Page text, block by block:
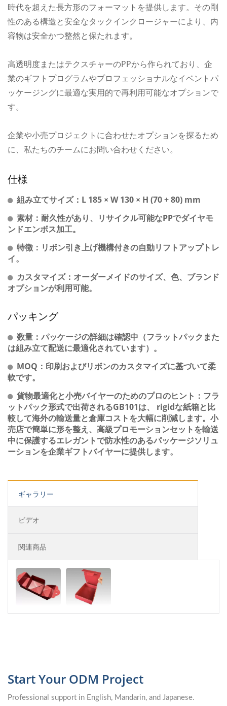
時代を超えた長方形のフォーマットを提供します。その剛
性のある構造と安全なタックインクロージャーにより、内
容物は安全かつ整然と保たれます。
高透明度またはテクスチャーのPPから作られており、企
業のギフトプログラムやプロフェッショナルなイベントパ
ッケージングに最適な実用的で再利用可能なオプションで
す。
企業や小売プロジェクトに合わせたオプションを探るため
に、私たちのチームにお問い合わせください。
仕様
組み立てサイズ：L 185 × W 130 × H (70 + 80) mm
素材：耐久性があり、リサイクル可能なPPでダイヤモ
ンドエンボス加工。
特徴：リボン引き上げ機構付きの自動リフトアップトレ
イ。
カスタマイズ：オーダーメイドのサイズ、色、ブランド
オプションが利用可能。
パッキング
数量：パッケージの詳細は確認中（フラットパックまた
は組み立て配送に最適化されています）。
MOQ：印刷およびリボンのカスタマイズに基づいて柔
軟です。
貨物最適化と小売バイヤーのためのプロのヒント：フラ
ットパック形式で出荷されるGB101は、 rigidな紙箱と比
較して海外の輸送量と倉庫コストを大幅に削減します。小
売店で簡単に形を整え、高級プロモーションセットを輸送
中に保護するエレガントで防水性のあるパッケージソリュ
ーションを企業ギフトバイヤーに提供します。
ギャラリー
ビデオ
関連商品